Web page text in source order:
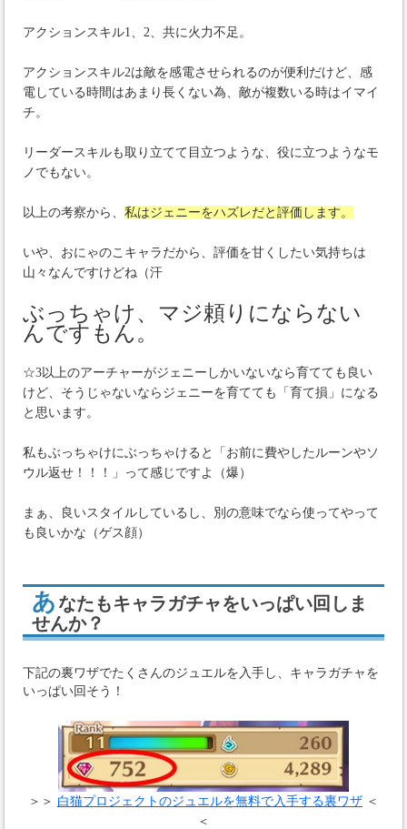
アクションスキル1、2、共に火力不足。
アクションスキル2は敵を感電させられるのが便利だけど、感
電している時間はあまり長くない為、敵が複数いる時はイマイ
チ。
リーダースキルも取り立てて目立つような、役に立つようなモ
ノでもない。
以上の考察から、私はジェニーをハズレだと評価します。
いや、おにゃのこキャラだから、評価を甘くしたい気持ちは
山々なんですけどね（汗
ぶっちゃけ、マジ頼りにならない
んですもん。
☆3以上のアーチャーがジェニーしかいないなら育てても良い
けど、そうじゃないならジェニーを育てても「育て損」になる
と思います。
私もぶっちゃけにぶっちゃけると「お前に費やしたルーンやソ
ウル返せ！！！」って感じですよ（爆）
まぁ、良いスタイルしているし、別の意味でなら使ってやって
も良いかな（ゲス顔）
あ なたもキャラガチャをいっぱい回しま
せんか？
下記の裏ワザでたくさんのジュエルを入手し、キャラガチャを
いっぱい回そう！
＞＞ 白猫プロジェクトのジュエルを無料で入手する裏ワザ＜
＜